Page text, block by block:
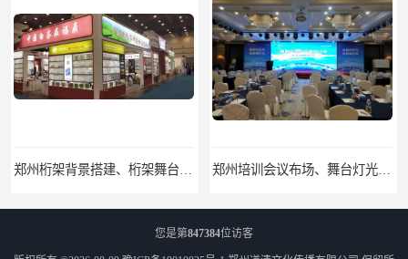
郑州桁架背景搭建、桁架舞台出租、会议签名墙搭建 郑州培训会议布场、舞台灯光音响LED屏、桁架舞台木质背板
您是第847384位访客